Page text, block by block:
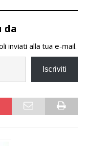
da
inviati alla tua e-mail.
Iscriviti